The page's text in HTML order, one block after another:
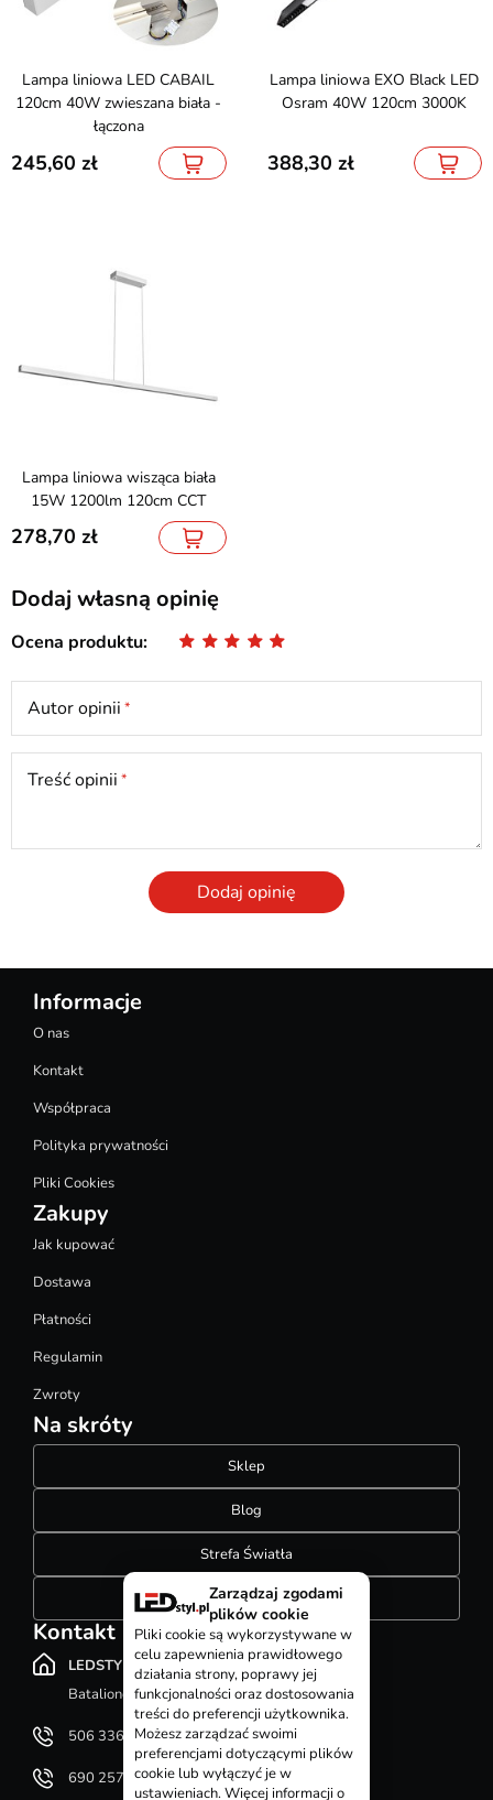
Lampa liniowa LED CABAIL
120cm 40W zwieszana biała -
łączona
245,60
Lampa liniowa EXO Black LED
Osram 40W 120cm 3000K
388,30
Lampa liniowa wisząca biała
15W 1200lm 120cm CCT
278,70
Dodaj własną opinię
Ocena produktu
Autor opinii
Treść opinii
Dodaj opinię
Informacje
O nas
Kontakt
Współpraca
Polityka prywatności
Pliki Cookies
Zakupy
Jak kupować
Dostawa
Płatności
Regulamin
Zwroty
Na skróty
Sklep
Blog
Strefa Światła
Konfigurator szynoprzewodów
Kontakt
LEDSTYL.pl
Batalionów Chłopskich 12, 94-058 Łódź
506 336 320
690 257 092
Zarządzaj zgodami
plików cookie
Pliki cookie są wykorzystywane w
celu zapewnienia prawidłowego
działania strony, poprawy jej
funkcjonalności oraz dostosowania
treści do preferencji użytkownika.
Możesz zarządzać swoimi
preferencjami dotyczącymi plików
cookie lub wyłączyć je w
ustawieniach. Więcej informacji o